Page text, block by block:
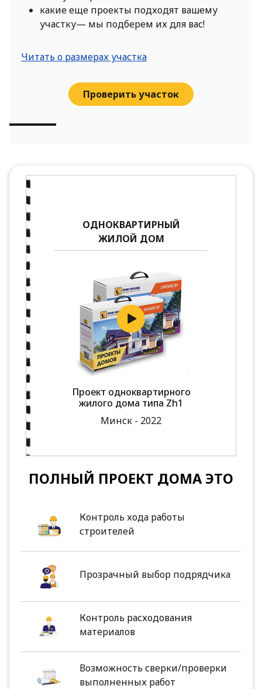
какие еще проекты подходят вашему
участку— мы подберем их для вас!
Читать о размерах участка
Проверить участок
ОДНОКВАРТИРНЫЙ
ЖИЛОЙ ДОМ
Проект одноквартирного
жилого дома типа Zh1
Минск - 2022
ПОЛНЫЙ ПРОЕКТ ДОМА ЭТО
Контроль хода работы
строителей
Прозрачный выбор подрядчика
Контроль расходования
материалов
Возможность сверки/проверки
выполненных работ